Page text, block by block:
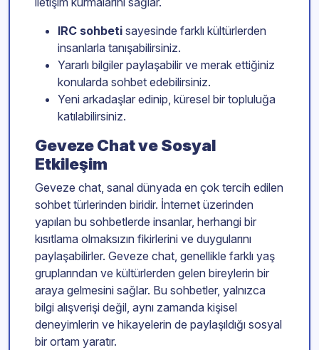
IRC sohbeti sayesinde farklı kültürlerden
insanlarla tanışabilirsiniz.
Yararlı bilgiler paylaşabilir ve merak ettiğiniz
konularda sohbet edebilirsiniz.
Yeni arkadaşlar edinip, küresel bir topluluğa
katılabilirsiniz.
Geveze Chat ve Sosyal
Etkileşim
Geveze chat, sanal dünyada en çok tercih edilen
sohbet türlerinden biridir. İnternet üzerinden
yapılan bu sohbetlerde insanlar, herhangi bir
kısıtlama olmaksızın fikirlerini ve duygularını
paylaşabilirler. Geveze chat, genellikle farklı yaş
gruplarından ve kültürlerden gelen bireylerin bir
araya gelmesini sağlar. Bu sohbetler, yalnızca
bilgi alışverişi değil, aynı zamanda kişisel
deneyimlerin ve hikayelerin de paylaşıldığı sosyal
bir ortam yaratır.